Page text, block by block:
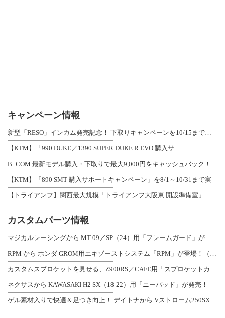
キャンペーン情報
【KTM】「990 DUKE／1390 SUPER DUKE R EVO 購入サ
【KTM】「890 SMT 購入サポートキャンペーン」を8/1～10/31まで実
カスタムパーツ情報
ネクサスから KAWASAKI H2 SX（18-22）用「ニーパッド」が発売！